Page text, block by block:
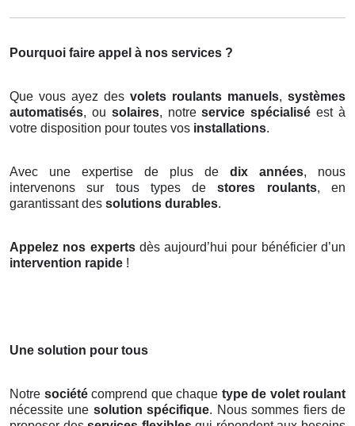
Pourquoi faire appel à nos services ?
Que vous ayez des volets roulants manuels, systèmes
automatisés, ou solaires, notreservice spécialisé est à
votre disposition pour toutes vos installations.
Avec une expertise de plus de dix années, nous
intervenons sur tous types destores roulants, en
garantissant des solutions durables.
Appelez nos expertsdès aujourd’hui pour bénéficier d’un
intervention rapide !
Une solution pour tous
Notre sociétécomprend que chaque type de volet roulant
nécessite une solution spécifique. Nous sommes fiers de